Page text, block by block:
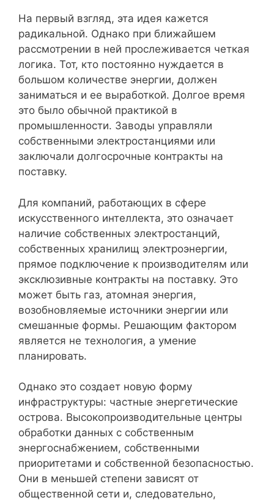
На первый взгляд, эта идея кажется
радикальной. Однако при ближайшем
рассмотрении в ней прослеживается четкая
логика. Тот, кто постоянно нуждается в
большом количестве энергии, должен
заниматься и ее выработкой. Долгое время
это было обычной практикой в
промышленности. Заводы управляли
собственными электростанциями или
заключали долгосрочные контракты на
поставку.
Для компаний, работающих в сфере
искусственного интеллекта, это означает
наличие собственных электростанций,
собственных хранилищ электроэнергии,
прямое подключение к производителям или
эксклюзивные контракты на поставку. Это
может быть газ, атомная энергия,
возобновляемые источники энергии или
смешанные формы. Решающим фактором
является не технология, а умение
планировать.
Однако это создает новую форму
инфраструктуры: частные энергетические
острова. Высокопроизводительные центры
обработки данных с собственным
энергоснабжением, собственными
приоритетами и собственной безопасностью.
Они в меньшей степени зависят от
общественной сети и, следовательно,